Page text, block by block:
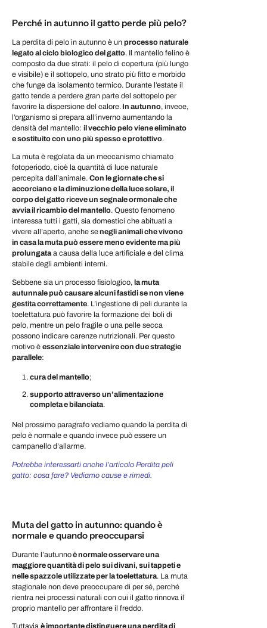
Perché in autunno il gatto perde più pelo?
La perdita di pelo in autunno è un processo naturale
legato al ciclo biologico del gatto. Il mantello felino è
composto da due strati: il pelo di copertura (più lungo
e visibile) e il sottopelo, uno strato più fitto e morbido
che funge da isolamento termico. Durante l’estate il
gatto tende a perdere gran parte del sottopelo per
favorire la dispersione del calore. In autunno, invece,
l’organismo si prepara all’inverno aumentando la
densità del mantello: il vecchio pelo viene eliminato
e sostituito con uno più spesso e protettivo.
La muta è regolata da un meccanismo chiamato
fotoperiodo, cioè la quantità di luce naturale
percepita dall’animale. Con le giornate che si
accorciano e la diminuzione della luce solare, il
corpo del gatto riceve un segnale ormonale che
avvia il ricambio del mantello. Questo fenomeno
interessa tutti i gatti, sia domestici che abituati a
vivere all’aperto, anche senegli animali che vivono
in casa la muta può essere meno evidente ma più
prolungataa causa della luce artificiale e del clima
stabile degli ambienti interni.
Sebbene sia un processo fisiologico, la muta
autunnale può causare alcuni fastidi se non viene
gestita correttamente. L’ingestione di peli durante la
toelettatura può favorire la formazione dei boli di
pelo, mentre un pelo fragile o una pelle secca
possono indicare carenze nutrizionali. Per questo
motivo è essenziale intervenire con due strategie
parallele:
cura del mantello;
supporto attraverso un’alimentazione
completa e bilanciata.
Nel prossimo paragrafo vediamo quando la perdita di
pelo è normale e quando invece può essere un
campanello d’allarme.
Potrebbe interessarti anche l’articolo Perdita peli
gatto: cosa fare? Vediamo cause e rimedi.
Muta del gatto in autunno: quando è
normale e quando preoccuparsi
Durante l’autunnoè normale osservare una
maggiore quantità di pelo sui divani, sui tappeti e
nelle spazzole utilizzate per la toelettatura. La muta
stagionale non deve preoccupare di per sé, perché
rientra nei processi naturali con cui il gatto rinnova il
proprio mantello per affrontare il freddo.